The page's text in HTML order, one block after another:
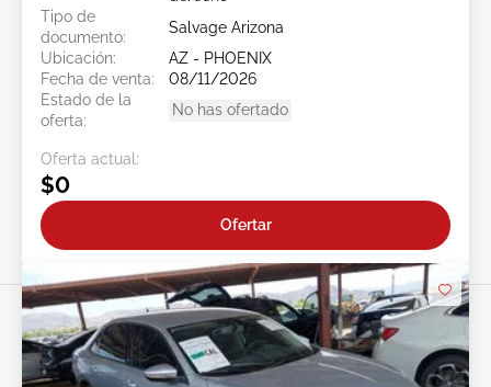
Tipo de
documento:
Salvage Arizona
Ubicación:
AZ - PHOENIX
Fecha de venta:
08/11/2026
Estado de la
oferta:
No has ofertado
Oferta actual:
$0
Ofertar